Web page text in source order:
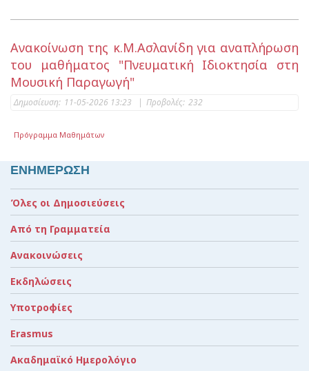
Ανακοίνωση της κ.Μ.Ασλανίδη για αναπλήρωση
του μαθήματος "Πνευματική Ιδιοκτησία στη
Μουσική Παραγωγή"
Δημοσίευση: 11-05-2026 13:23 | Προβολές: 232
Πρόγραμμα Μαθημάτων
ΕΝΗΜΕΡΩΣΗ
Όλες οι Δημοσιεύσεις
Από τη Γραμματεία
Ανακοινώσεις
Εκδηλώσεις
Υποτροφίες
Erasmus
Ακαδημαϊκό Ημερολόγιο